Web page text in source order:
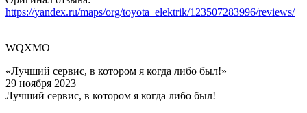
https://yandex.ru/maps/org/toyota_elektrik/123507283996/reviews/
WQXMO
«Лучший сервис, в котором я когда либо был!»
29 ноября 2023
Лучший сервис, в котором я когда либо был!